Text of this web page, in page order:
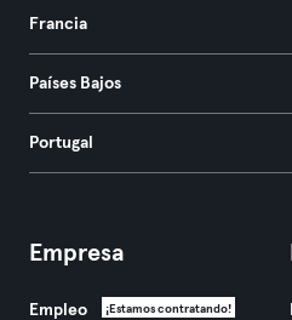
Francia
Países Bajos
Portugal
Empresa
Empleo ¡Estamos contratando!